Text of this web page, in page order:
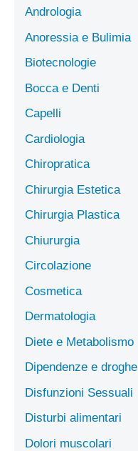
Andrologia
Anoressia e Bulimia
Biotecnologie
Bocca e Denti
Capelli
Cardiologia
Chiropratica
Chirurgia Estetica
Chirurgia Plastica
Chiururgia
Circolazione
Cosmetica
Dermatologia
Diete e Metabolismo
Dipendenze e droghe
Disfunzioni Sessuali
Disturbi alimentari
Dolori muscolari